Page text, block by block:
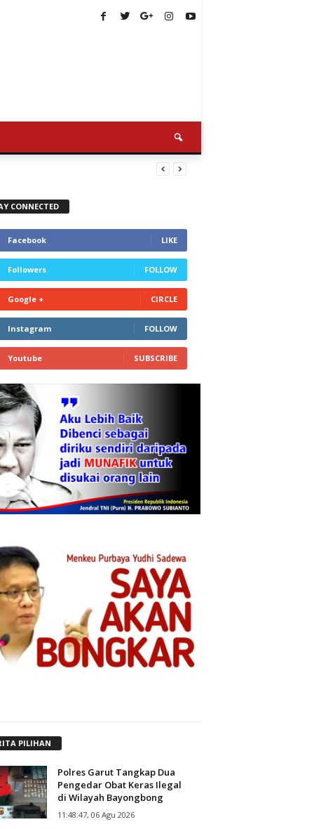
CONNECTED
Facebook LIKE
Followers FOLLOW
Google + CIRCLE
Instagram FOLLOW
Youtube SUBSCRIBE
PILIHAN
Polres Garut Tangkap Dua
Pengedar Obat Keras Ilegal
di Wilayah Bayongbong
11:48:47, 06 Agu 2026